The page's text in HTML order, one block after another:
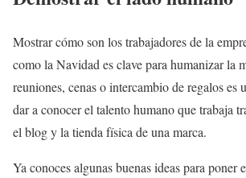
Mostrar cómo son los trabajadores de la
como la Navidad es clave para humanizar la
reuniones, cenas o intercambio de regalos es
dar a conocer el talento humano que trabaja
el blog y la tienda física de una marca.
Ya conoces algunas buenas ideas para poner